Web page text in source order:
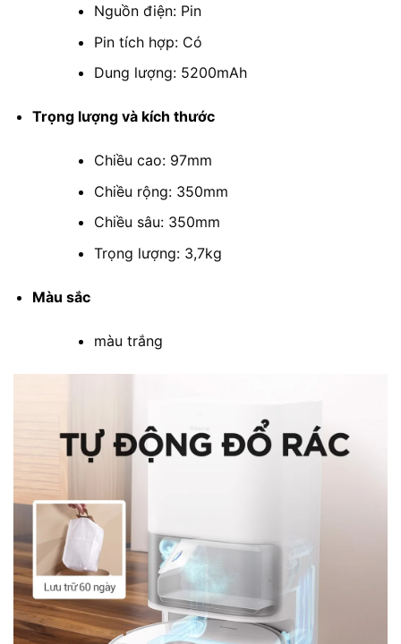
Nguồn điện: Pin
Pin tích hợp: Có
Dung lượng: 5200mAh
Trọng lượng và kích thước
Chiều cao: 97mm
Chiều rộng: 350mm
Chiều sâu: 350mm
Trọng lượng: 3,7kg
Màu sắc
màu trắng